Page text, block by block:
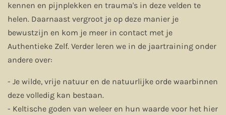
kennen en pijnplekken en trauma's in deze velden te
helen. Daarnaast vergroot je op deze manier je
bewustzijn en kom je meer in contact met je
Authentieke Zelf. Verder leren we in de jaartraining onder
andere over:
- Je wilde, vrije natuur en de natuurlijke orde waarbinnen
deze volledig kan bestaan.
- Keltische goden van weleer en hun waarde voor het hier